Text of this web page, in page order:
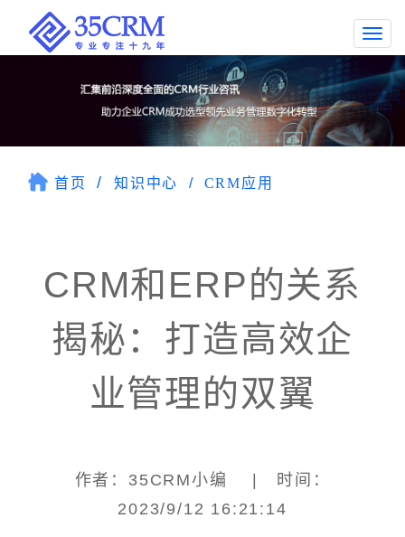
首页 知识中心 CRM应用
CRM和ERP的关系
揭秘：打造高效企
业管理的双翼
作者：35CRM小编 | 时间：
2023/9/12 16:21:14